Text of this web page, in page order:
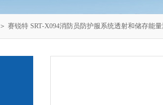
＞ 赛锐特 SRT-X094消防员防护服系统透射和储存能